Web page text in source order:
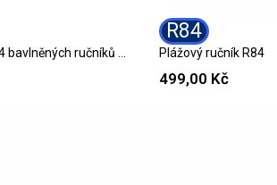
Dárková sada 4 bavlněných ručníků R87 GIFT
R84
Plážový ručník R84
499,00 Kč